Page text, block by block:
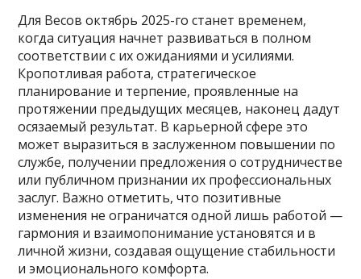
Для Весов октябрь 2025-го станет временем,
когда ситуация начнет развиваться в полном
соответствии с их ожиданиями и усилиями.
Кропотливая работа, стратегическое
планирование и терпение, проявленные на
протяжении предыдущих месяцев, наконец дадут
осязаемый результат. В карьерной сфере это
может выразиться в заслуженном повышении по
службе, получении предложения о сотрудничестве
или публичном признании их профессиональных
заслуг. Важно отметить, что позитивные
изменения не ограничатся одной лишь работой —
гармония и взаимопонимание установятся и в
личной жизни, создавая ощущение стабильности
и эмоционального комфорта.